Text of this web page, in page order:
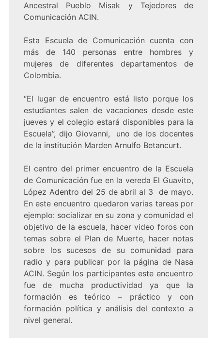
Ancestral Pueblo Misak y Tejedores de
Comunicación ACIN.
Esta Escuela de Comunicación cuenta con
más de 140 personas entre hombres y
mujeres de diferentes departamentos de
Colombia.
“El lugar de encuentro está listo porque los
estudiantes salen de vacaciones desde este
jueves y el colegio estará disponibles para la
Escuela”, dijo Giovanni, uno de los docentes
de la institución Marden Arnulfo Betancurt.
El centro del primer encuentro de la Escuela
de Comunicación fue en la vereda El Guavito,
López Adentro del 25 de abril al 3 de mayo.
En este encuentro quedaron varias tareas por
ejemplo: socializar en su zona y comunidad el
objetivo de la escuela, hacer video foros con
temas sobre el Plan de Muerte, hacer notas
sobre los sucesos de su comunidad para
radio y para publicar por la página de Nasa
ACIN. Según los participantes este encuentro
fue de mucha productividad ya que la
formación es teórico – práctico y con
formación política y análisis del contexto a
nivel general.